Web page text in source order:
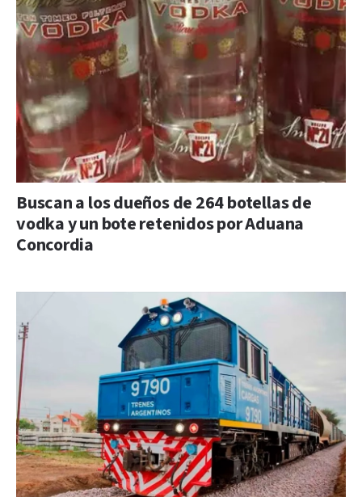
Buscan a los dueños de 264 botellas de
vodka y un bote retenidos por Aduana
Concordia